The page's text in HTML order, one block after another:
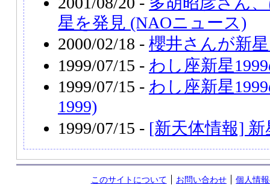
星を発見 (NAOニュース)
2000/02/18 - 櫻井さんが新
1999/07/15 - わし座新星
1999/07/15 - わし座新星
1999)
1999/07/15 - [新天体情報] 新
このサイトについて お問い合わせ 個人情